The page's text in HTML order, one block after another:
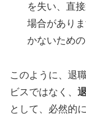
を失い、直
場合があり
かないため
このように、退
ビスではなく、
として、必然的